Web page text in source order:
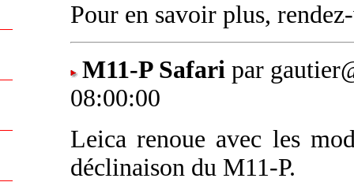
Pour en savoir plus,
M11-P Safari par
08:00:00
Leica renoue avec les
déclinaison du M11-P.